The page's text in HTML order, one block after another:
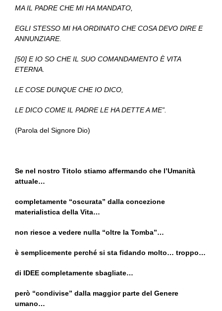
MA IL PADRE CHE MI HA MANDATO,
EGLI STESSO MI HA ORDINATO CHE COSA DEVO DIRE E
ANNUNZIARE.
[50] E IO SO CHE IL SUO COMANDAMENTO È VITA
ETERNA.
LE COSE DUNQUE CHE IO DICO,
LE DICO COME IL PADRE LE HA DETTE A ME”.
(Parola del Signore Dio)
Se nel nostro Titolo stiamo affermando che l’Umanità
attuale…
completamente “oscurata” dalla concezione
materialistica della Vita…
non riesce a vedere nulla “oltre la Tomba”…
è semplicemente perché si sta fidando molto… troppo…
di IDEE completamente sbagliate…
però “condivise” dalla maggior parte del Genere
umano…